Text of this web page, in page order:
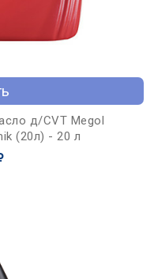
д/CVT Megol
(20л) - 20 л